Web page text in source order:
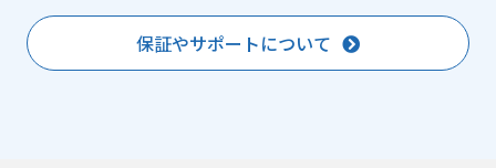
保証やサポートについて